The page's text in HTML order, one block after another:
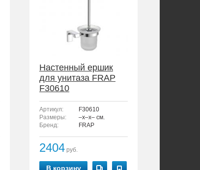
Настенный ершик
для унитаза FRAP
F30610
Артикул:
F30610
Размеры:
–x–x– см.
Бренд:
FRAP
2404 руб.
В корзину